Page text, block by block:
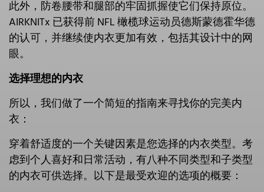
此外，防卷腰带和腿部的牢固抓握使它们保持原位。
AIRKNITx 已获得前 NFL 橄榄球运动员德斯蒙德霍华德
的认可，并继续使内衣更加有效，包括其设计中的网
眼。
选择理想的内衣
所以，我们做了一个简短的指南来寻找你的完美内
衣：
穿着舒适度的一个关键因素是您选择的内衣类型。考
虑到个人喜好和日常活动，有八种不同类型和子类型
的内衣可供选择。以下是最受欢迎的选项的概要：